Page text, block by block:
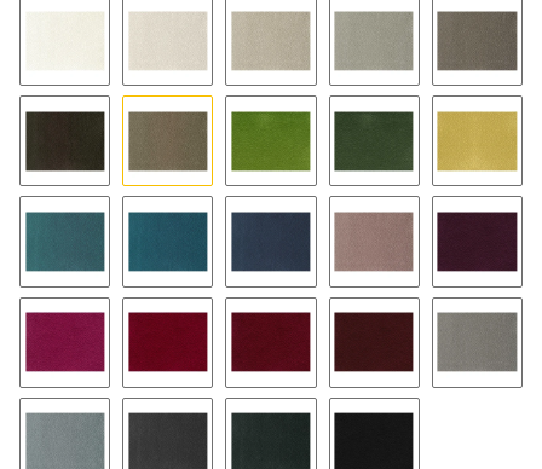
01 04 14 34 64
84 44 38 48 25
57 67 47 13 79
69 33 43 53